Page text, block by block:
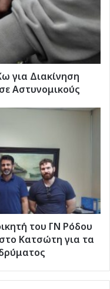
για Διακίνηση
Αστυνομικούς
του ΓΝ Ρόδου
Κατσώτη για τα